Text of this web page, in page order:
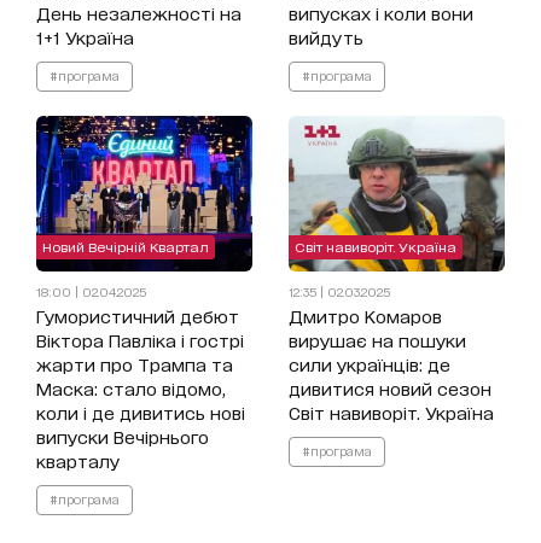
День незалежності на
1+1 Україна
#програма
випусках і коли вони
вийдуть
#програма
Новий Вечірній Квартал
18:00 | 02.04.2025
Гумористичний дебют
Віктора Павліка і гострі
жарти про Трампа та
Маска: стало відомо,
коли і де дивитись нові
випуски Вечірнього
кварталу
#програма
Світ навиворіт. Україна
12:35 | 02.03.2025
Дмитро Комаров
вирушає на пошуки
сили українців: де
дивитися новий сезон
Світ навиворіт. Україна
#програма